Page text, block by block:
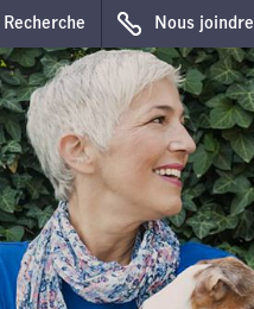
Recherche Nous joindre